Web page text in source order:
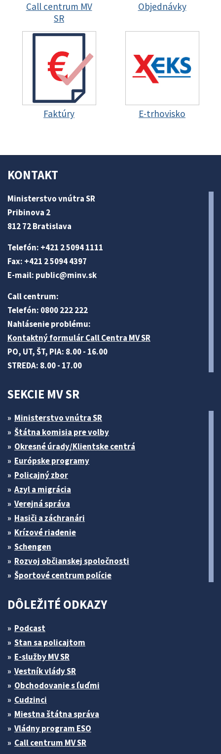
Call centrum MV
SR
Objednávky
Faktúry E-trhovisko
KONTAKT
Ministerstvo vnútra SR
Pribinova 2
812 72 Bratislava
Telefón: +421 2 5094 1111
Fax: +421 2 5094 4397
E-mail: public@minv.sk
Call centrum:
Telefón: 0800 222 222
Nahlásenie problému:
Kontaktný formulár Call Centra MV SR
PO, UT, ŠT, PIA: 8.00 - 16.00
STREDA: 8.00 - 17.00
SEKCIE MV SR
Ministerstvo vnútra SR
Štátna komisia pre volby
Okresné úrady/Klientske centrá
Európske programy
Policajný zbor
Azyl a migrácia
Verejná správa
Hasiči a záchranári
Krízové riadenie
Schengen
Rozvoj občianskej spoločnosti
Športové centrum polície
DÔLEŽITÉ ODKAZY
Podcast
Stan sa policajtom
E-služby MV SR
Vestník vlády SR
Obchodovanie s ľuďmi
Cudzinci
Miestna štátna správa
Vládny program ESO
Call centrum MV SR